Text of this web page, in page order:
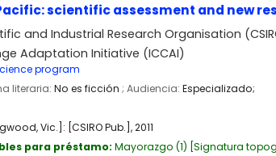
scientific assessment and new
and Industrial Research Organisation
Adaptation Initiative (ICCAI)
program
literaria: No es ficción ; Audiencia: Especializado;
Vic.]: [CSIRO Pub.],2011
para préstamo: Mayorazgo (1) Signatura